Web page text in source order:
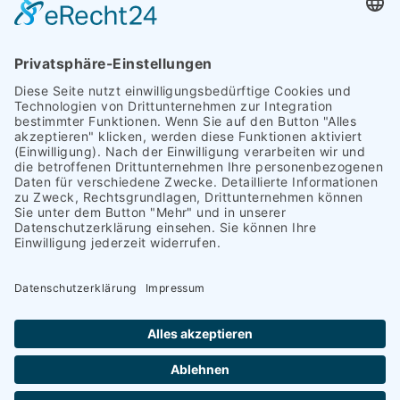
Datenschutzerklärung
Copyright 2026 Heinrich Schümann (GmbH & Co. KG) I
ImpressumIDatenschutz |Barrierefreiheit